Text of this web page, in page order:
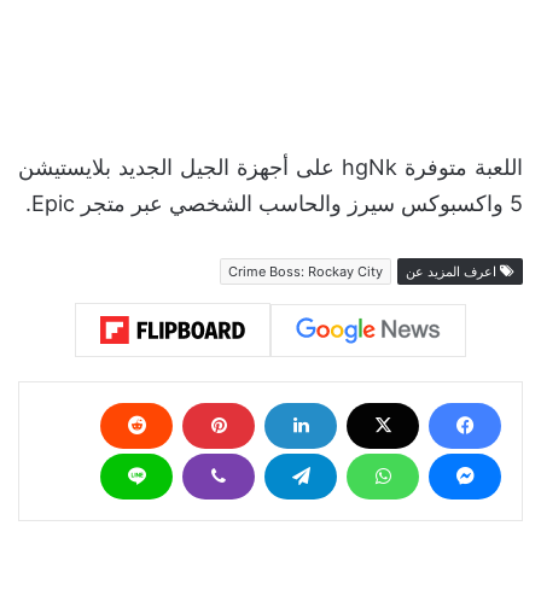
اللعبة متوفرة hgNk على أجهزة الجيل الجديد بلايستيشن
5 واكسبوكس سيرز والحاسب الشخصي عبر متجر Epic.
اعرف المزيد عن Crime Boss: Rockay City